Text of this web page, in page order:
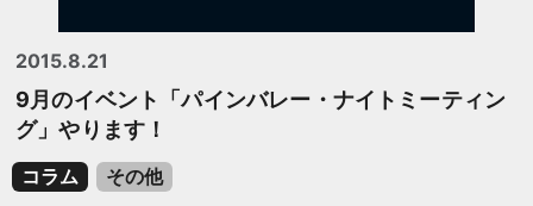
2015.8.21
9月のイベント「パインバレー・ナイトミーティン
グ」やります！
コラム その他